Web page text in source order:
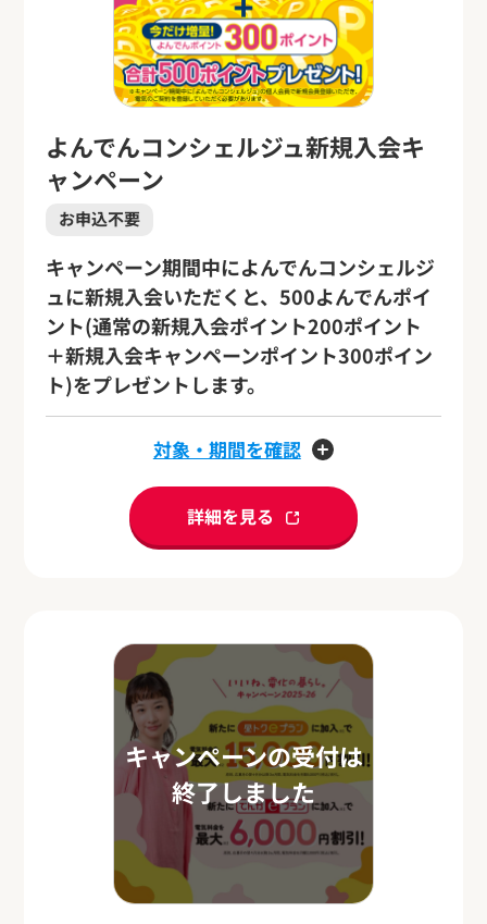
よんでんコンシェルジュ新規入会キ
ャンペーン
お申込不要
キャンペーン期間中によんでんコンシェルジ
ュに新規入会いただくと、500よんでんポイ
ント(通常の新規入会ポイント200ポイント
＋新規入会キャンペーンポイント300ポイン
ト)をプレゼントします。
対象・期間を確認
詳細を見る
キャンペーンの受付は
終了しました